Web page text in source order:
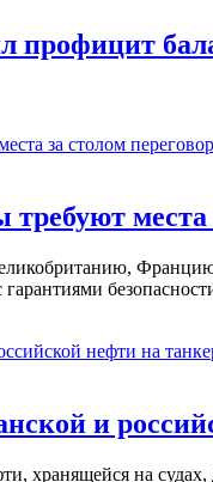
профицит
гарантиями
и
хранящейся на